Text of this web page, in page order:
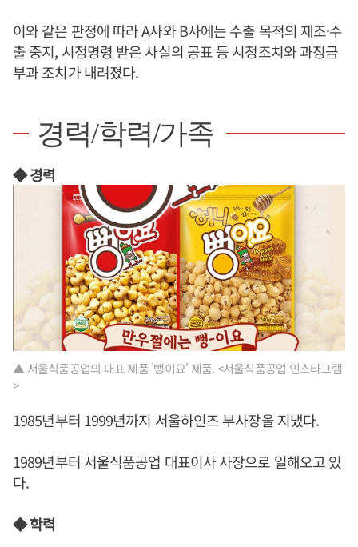
이와 같은 판정에 따라 A사와 B사에는 수출 목적의 제조·수
출 중지, 시정명령 받은 사실의 공표 등 시정조치와 과징금
부과 조치가 내려졌다.
경력/학력/가족
◆ 경력
▲ 서울식품공업의 대표 제품 '뻥이요' 제품. <서울식품공업 인스타그램
>
1985년부터 1999년까지 서울하인즈 부사장을 지냈다.
1989년부터 서울식품공업 대표이사 사장으로 일해오고 있
다.
◆ 학력